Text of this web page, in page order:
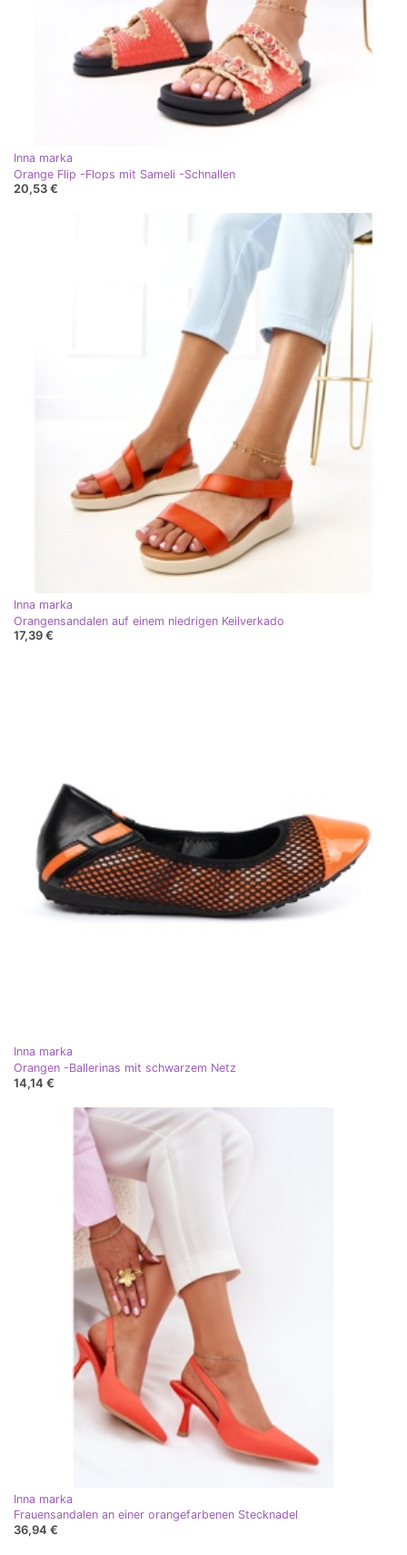
Inna marka
Orange Flip -Flops mit Sameli -Schnallen
20,53 €
Inna marka
Orangensandalen auf einem niedrigen Keilverkado
17,39 €
Inna marka
Orangen -Ballerinas mit schwarzem Netz
14,14 €
Inna marka
Frauensandalen an einer orangefarbenen Stecknadel
36,94 €